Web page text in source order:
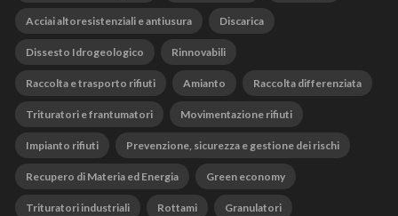
Acciai altoresistenziali e antiusura Discarica
Dissesto Idrogeologico Rinnovabili
Raccolta e trasporto rifiuti Amianto Raccolta differenziata
Trituratori e frantumatori Movimentazione rifiuti
Impianto rifiuti Prevenzione, sicurezza e gestione dei rischi
Recupero di Materia ed Energia Green economy
Trituratori industriali Rottami Granulatori